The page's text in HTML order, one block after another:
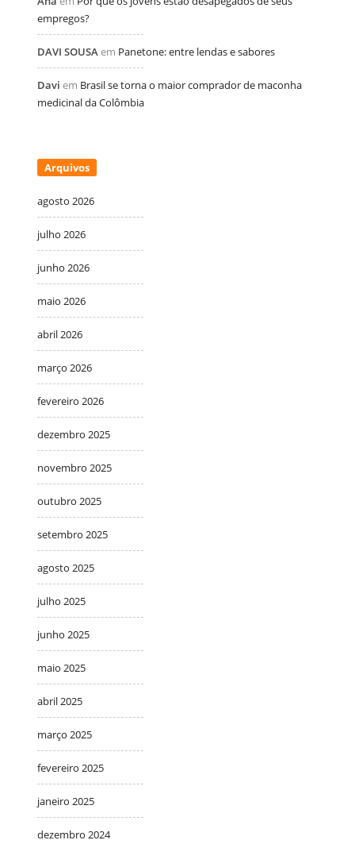
empregos?
DAVI SOUSA em Panetone: entre lendas e sabores
Davi em Brasil se torna o maior comprador de maconha
medicinal da Colômbia
Arquivos
agosto 2026
julho 2026
junho 2026
maio 2026
abril 2026
março 2026
fevereiro 2026
dezembro 2025
novembro 2025
outubro 2025
setembro 2025
agosto 2025
julho 2025
junho 2025
maio 2025
abril 2025
março 2025
fevereiro 2025
janeiro 2025
dezembro 2024